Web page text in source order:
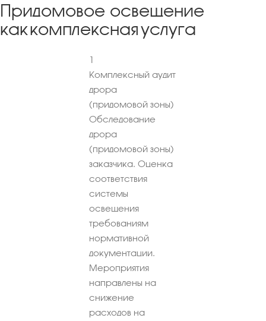
Придомовое освещение
как комплексная услуга
1
Комплексный аудит
дрора
(придомовой зоны)
Обследование
дрора
(придомовой зоны)
заказчика. Оценка
соответствия
системы
освещения
требованиям
нормативной
документации.
Мероприятия
направлены на
снижение
расходов на